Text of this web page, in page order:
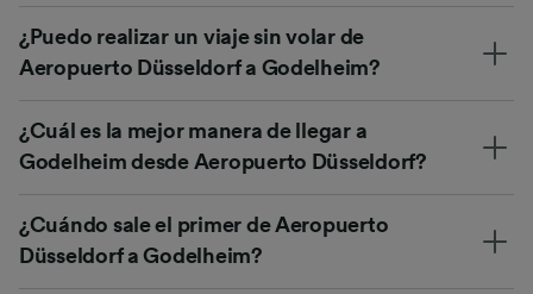
¿Puedo realizar un viaje sin volar de
Aeropuerto Düsseldorf a Godelheim?
¿Cuál es la mejor manera de llegar a
Godelheim desde Aeropuerto Düsseldorf?
¿Cuándo sale el primer de Aeropuerto
Düsseldorf a Godelheim?